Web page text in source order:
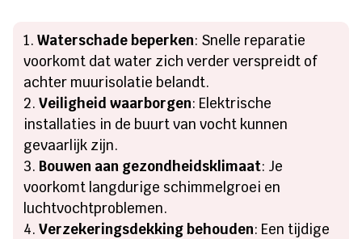
Waterschade beperken: Snelle reparatie
voorkomt dat water zich verder verspreidt of
achter muurisolatie belandt.
Veiligheid waarborgen: Elektrische
installaties in de buurt van vocht kunnen
gevaarlijk zijn.
Bouwen aan gezondheidsklimaat: Je
voorkomt langdurige schimmelgroei en
luchtvochtproblemen.
Verzekeringsdekking behouden: Een tijdige